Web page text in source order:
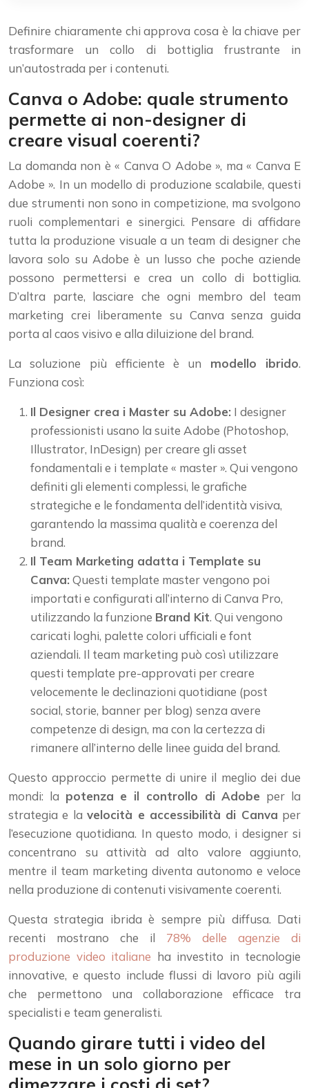
Definire chiaramente chi approva cosa è la chiave per
trasformare un collo di bottiglia frustrante in
un’autostrada per i contenuti.
Canva o Adobe: quale strumento
permette ai non-designer di
creare visual coerenti?
La domanda non è « Canva O Adobe », ma « Canva E
Adobe ». In un modello di produzione scalabile, questi
due strumenti non sono in competizione, ma svolgono
ruoli complementari e sinergici. Pensare di affidare
tutta la produzione visuale a un team di designer che
lavora solo su Adobe è un lusso che poche aziende
possono permettersi e crea un collo di bottiglia.
D’altra parte, lasciare che ogni membro del team
marketing crei liberamente su Canva senza guida
porta al caos visivo e alla diluizione del brand.
La soluzione più efficiente è un modello ibrido.
Funziona così:
Il Designer crea i Master su Adobe: I designer
professionisti usano la suite Adobe (Photoshop,
Illustrator, InDesign) per creare gli asset
fondamentali e i template « master ». Qui vengono
definiti gli elementi complessi, le grafiche
strategiche e le fondamenta dell’identità visiva,
garantendo la massima qualità e coerenza del
brand.
Il Team Marketing adatta i Template su
Canva: Questi template master vengono poi
importati e configurati all’interno di Canva Pro,
utilizzando la funzione Brand Kit. Qui vengono
caricati loghi, palette colori ufficiali e font
aziendali. Il team marketing può così utilizzare
questi template pre-approvati per creare
velocemente le declinazioni quotidiane (post
social, storie, banner per blog) senza avere
competenze di design, ma con la certezza di
rimanere all’interno delle linee guida del brand.
Questo approccio permette di unire il meglio dei due
mondi: la potenza e il controllo di Adobe per la
strategia e lavelocità e accessibilità di Canva per
l’esecuzione quotidiana. In questo modo, i designer si
concentrano su attività ad alto valore aggiunto,
mentre il team marketing diventa autonomo e veloce
nella produzione di contenuti visivamente coerenti.
Questa strategia ibrida è sempre più diffusa. Dati
recenti mostrano che il 78% delle agenzie di
produzione video italiane ha investito in tecnologie
innovative, e questo include flussi di lavoro più agili
che permettono una collaborazione efficace tra
specialisti e team generalisti.
Quando girare tutti i video del
mese in un solo giorno per